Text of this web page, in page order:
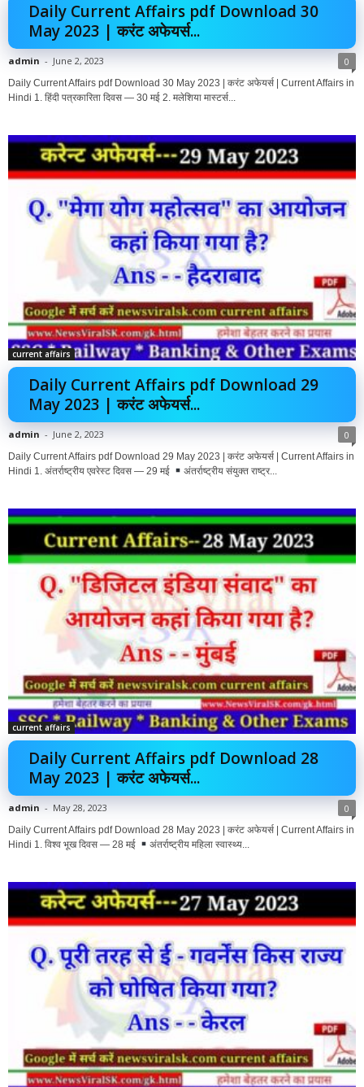
Daily Current Affairs pdf Download 30
May 2023 | करंट अफेयर्स...
admin - June 2, 2023 0
Daily Current Affairs pdf Download 30 May 2023 | करंट अफेयर्स | Current Affairs in
Hindi 1. हिंदी पत्रकारिता दिवस — 30 मई 2. मलेशिया मास्टर्स...
current affairs
Daily Current Affairs pdf Download 29
May 2023 | करंट अफेयर्स...
admin - June 2, 2023 0
Daily Current Affairs pdf Download 29 May 2023 | करंट अफेयर्स | Current Affairs in
Hindi 1. अंतर्राष्ट्रीय एवरेस्ट दिवस — 29 मई
अंतर्राष्ट्रीय संयुक्त राष्ट्र...
current affairs
Daily Current Affairs pdf Download 28
May 2023 | करंट अफेयर्स...
admin - May 28, 2023 0
Daily Current Affairs pdf Download 28 May 2023 | करंट अफेयर्स | Current Affairs in
Hindi 1. विश्व भूख दिवस — 28 मई
अंतर्राष्ट्रीय महिला स्वास्थ्य...